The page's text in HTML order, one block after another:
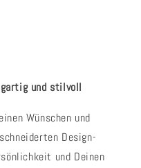
und stilvoll
Wünschen und
Design-
und Deinen